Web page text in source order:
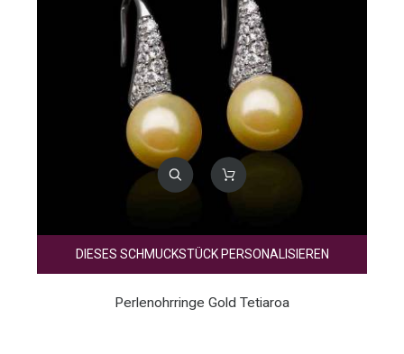
DIESES SCHMUCKSTÜCK PERSONALISIEREN
Perlenohrringe Gold Tetiaroa